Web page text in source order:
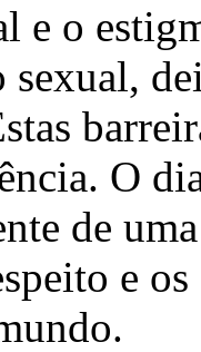
e o
sexual,
O
de
e